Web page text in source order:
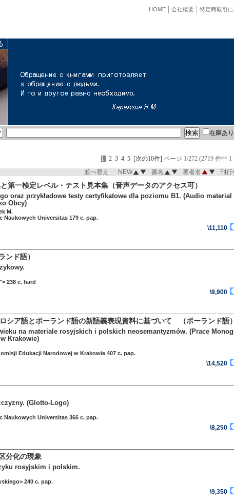
特定商取引
会社概要
HOME
在庫あり
1 2 3 4 5 [次の10件] ページ 1/272 (2719 件中
並べ替え NEW 書名 著者名 刊行
一検定レベル・テスト見本集（音声データのアクセス可）
oraz przykładowe testy certyfikatowe dla poziomu B1. (Audio
Obcy)
M.
Naukowych Universitas 179 c. pap.
\11,110
ド語）
238 c. hard
\9,900
ア語とポーランド語の新語義表現資料に基づいて （ポーランド語）
na materiale rosyjskich i polskich neosemantyzmów. (Prace
Krakowie)
Edukacji Narodowej w Krakowie 407 c. pap.
\14,520
(Glotto-Logo)
Naukowych Universitas 366 c. pap.
\8,250
分化の現象
rosyjskim i polskim.
240 c. pap.
\9,350